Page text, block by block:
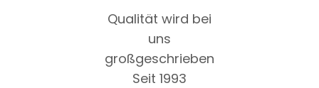
Qualität wird bei
uns
großgeschrieben
Seit 1993